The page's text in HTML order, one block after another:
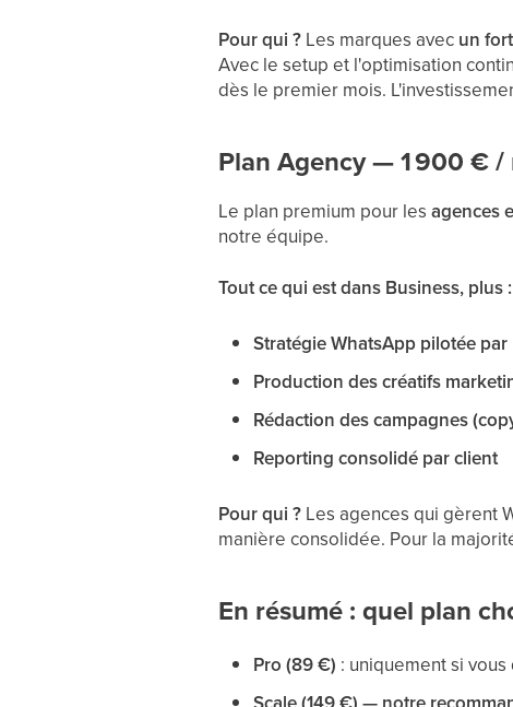
Pour qui ?Les marques avec un
Avec le setup et l'optimisation
dès le premier mois.
Plan Agency — 1 900 €
Le plan premium pour les agences
notre équipe.
Tout ce qui est dans Business, plus :
Stratégie WhatsApp pilotée
Production des créatifs
Rédaction des campagnes
Reporting consolidé par client
Pour qui ?Les agences qui gèrent
manière consolidée. Pour la
En résumé : quel plan
Pro (89 €) : uniquement si